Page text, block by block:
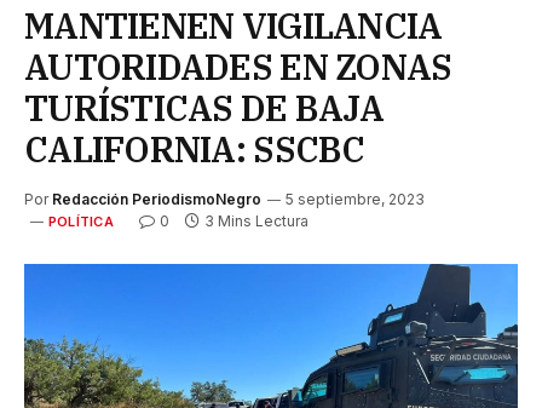
MANTIENEN VIGILANCIA
AUTORIDADES EN ZONAS
TURÍSTICAS DE BAJA
CALIFORNIA: SSCBC
Por Redacción PeriodismoNegro 5 septiembre, 2023
POLÍTICA 0 3 Mins Lectura